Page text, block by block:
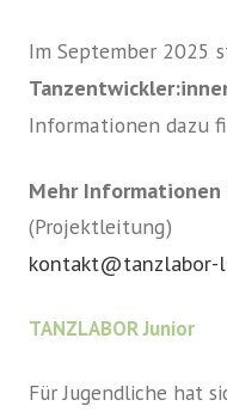
Im September 2025
Informationen dazu
Mehr Informationen
(Projektleitung)
kontakt@tanzlabor-
TANZLABOR Junior
Für Jugendliche hat